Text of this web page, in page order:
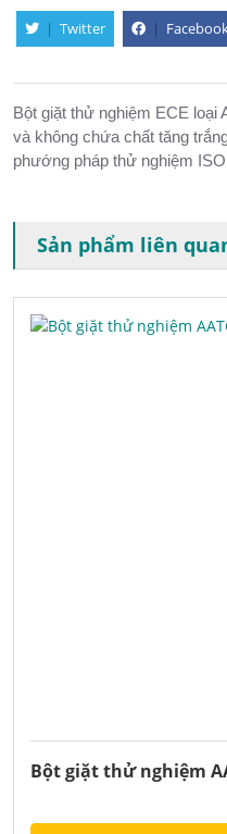
| Twitter |
Bột giặt thử nghiệm ECE loại
và không chứa chất tăng
phướng pháp thử nghiệm
Sản phẩm liên
Bột giặt thử nghiệm